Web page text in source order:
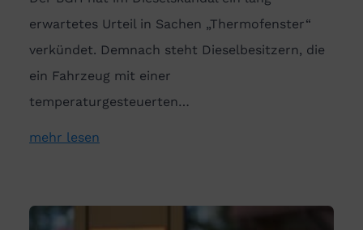
erwartetes Urteil in Sachen „Thermofenster“
verkündet. Demnach steht Dieselbesitzern, die
ein Fahrzeug mit einer
temperaturgesteuerten…
mehr lesen